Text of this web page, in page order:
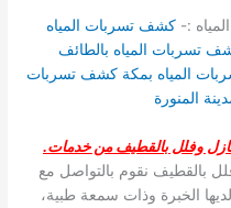
:-كشف تسربات المياه
تسربات المياه بالطائف
المياه بمكة كشف تسربات
المنورة
بالقطيف نقوم بالتواصل مع
الخبرة وذات سمعة طبية،